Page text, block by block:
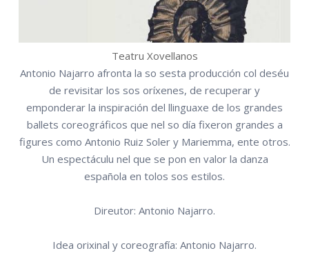
Teatru Xovellanos
Antonio Najarro afronta la so sesta producción col deséu
de revisitar los sos oríxenes, de recuperar y
emponderar la inspiración del llinguaxe de los grandes
ballets coreográficos que nel so día fixeron grandes a
figures como Antonio Ruiz Soler y Mariemma, ente otros.
Un espectáculu nel que se pon en valor la danza
española en tolos sos estilos.
Direutor: Antonio Najarro.
Idea orixinal y coreografía: Antonio Najarro.